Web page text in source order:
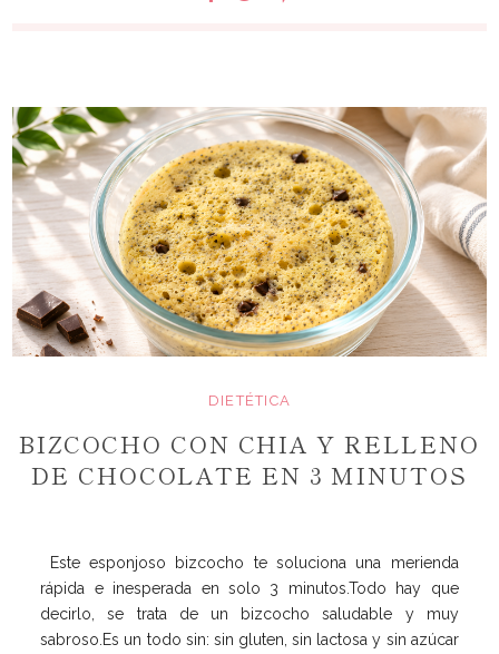
DIETÉTICA
BIZCOCHO CON CHIA Y RELLENO
DE CHOCOLATE EN 3 MINUTOS
Este esponjoso bizcocho te soluciona una merienda
rápida e inesperada en solo 3 minutos.Todo hay que
decirlo, se trata de un bizcocho saludable y muy
sabroso.Es un todo sin: sin gluten, sin lactosa y sin azúcar